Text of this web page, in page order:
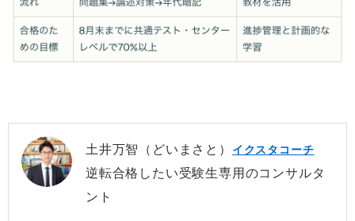
土井万智（どいまさと） イクスタコーチ
逆転合格したい受験生専用のコンサルタ
ント